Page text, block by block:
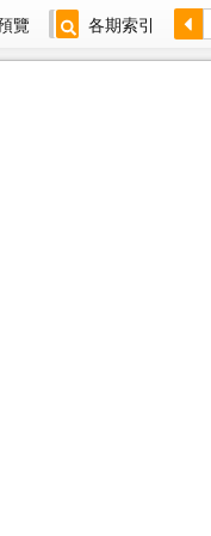
覽 各期索引